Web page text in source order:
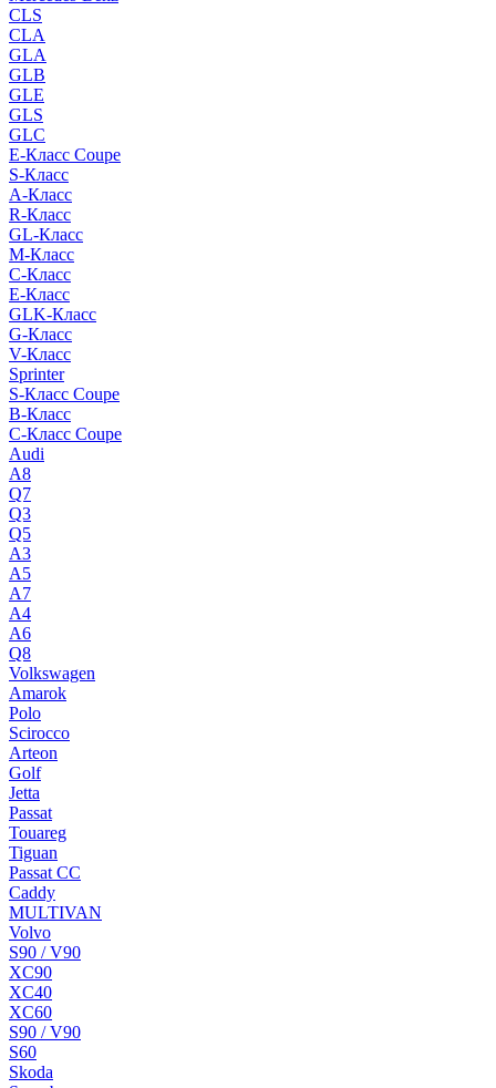
CLS
CLA
GLA
GLB
GLE
GLS
GLC
E-Класс Coupe
S-Класс
A-Класс
R-Класс
GL-Класс
M-Класс
C-Класс
E-Класс
GLK-Класс
G-Класс
V-Класс
Sprinter
S-Класс Сoupe
B-Класс
C-Класс Coupe
Audi
A8
Q7
Q3
Q5
A3
A5
A7
A4
A6
Q8
Volkswagen
Amarok
Polo
Scirocco
Arteon
Golf
Jetta
Passat
Touareg
Tiguan
Passat CC
Caddy
MULTIVAN
Volvo
S90 / V90
XC90
XC40
XC60
S90 / V90
S60
Skoda